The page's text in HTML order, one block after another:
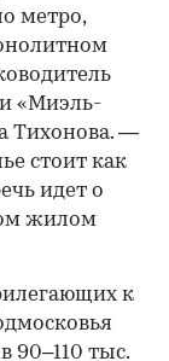
метро,
«Миэль-
Тихонова. —
стоит как
идет о
жилом
к
90–110 тыс.